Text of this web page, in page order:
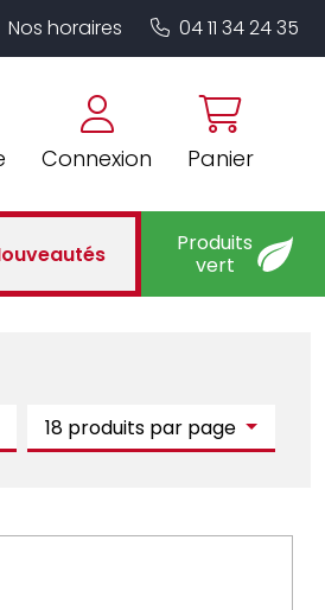
Connexion Panier
Nos horaires 04 11 34 24 35
Produits
vert
18 produits par page